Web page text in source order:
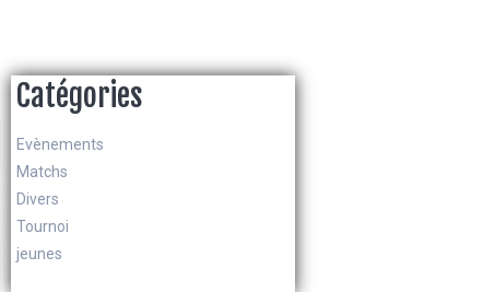
Catégories
Evènements
Matchs
Divers
Tournoi
jeunes